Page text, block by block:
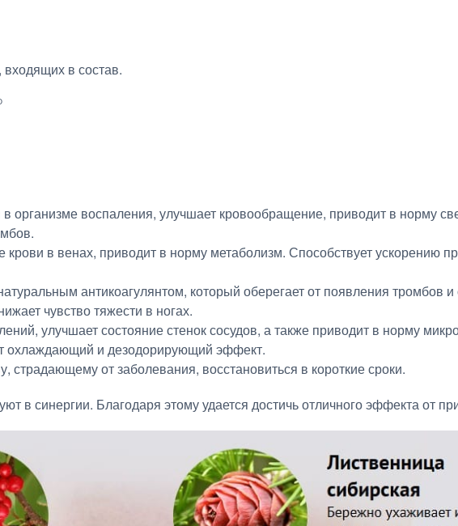
в состав.
организме воспаления, улучшает кровообращение, приводит в норму
крови в венах, приводит в норму метаболизм. Способствует ускорению
антикоагулянтом, который оберегает от появления тромбов и
чувство тяжести в ногах.
улучшает состояние стенок сосудов, а также приводит в норму
охлаждающий и дезодорирующий эффект.
страдающему от заболевания, восстановиться в короткие сроки.
в синергии. Благодаря этому удается достичь отличного эффекта от